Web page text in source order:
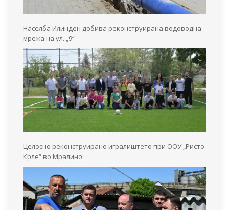
Населба Илинден добива реконструирана водоводна
мрежа на ул. „9“
Целосно реконструирано игралиштето при ООУ „Ристо
Крле“ во Мралино